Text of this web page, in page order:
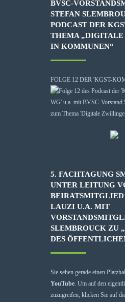
BVSC-
STEFAN
PODCAST DER
THEMA
IN KOMMUNEN“
FOLGE 12 DER 'KGST-
5. FACHTAGUNG
UNTER LEITUNG
BEIRATSMITGLIED
LAUZI U.A. MIT
SLEMBROUCK ZU
DES
Sie sehen gerade einen
YouTube. Um auf den
zuzugreifen, klicken Sie auf